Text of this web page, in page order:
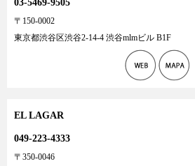
03-5469-9505
〒150-0002
東京都渋谷区渋谷2-14-4 渋谷mlmビル B1F
EL LAGAR
049-223-4333
〒350-0046